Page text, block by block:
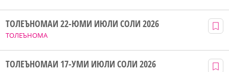
ТОЛЕЪНОМА
ТОЛЕЪНОМАИ 22-ЮМИ ИЮЛИ СОЛИ 2026
ТОЛЕЪНОМАИ 17-УМИ ИЮЛИ СОЛИ 2026